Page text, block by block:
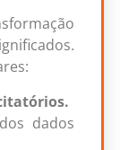
dados